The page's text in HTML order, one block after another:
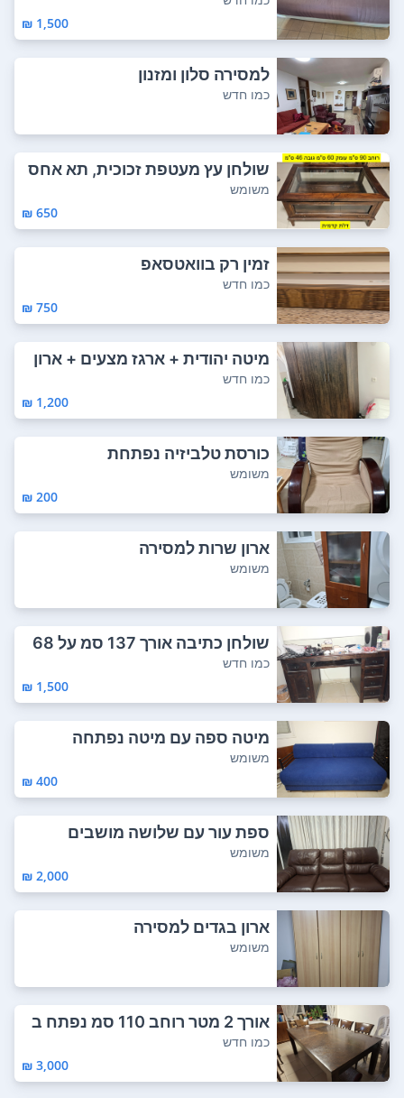
1,500 ₪
למסירה סלון ומזנון
כמו חדש
שולחן עץ מעטפת זכוכית, תא אחס
נה עם דלת ק...
משומש
650 ₪
זמין רק בוואטסאפ
כמו חדש
750 ₪
מיטה יהודית + ארגז מצעים + ארון
4 דלתות
כמו חדש
1,200 ₪
כורסת טלביזיה נפתחת
משומש
200 ₪
ארון שרות למסירה
משומש
שולחן כתיבה אורך 137 סמ על 68
רוחב על 7...
כמו חדש
1,500 ₪
מיטה ספה עם מיטה נפתחה
משומש
400 ₪
ספת עור עם שלושה מושבים
משומש
2,000 ₪
ארון בגדים למסירה
משומש
אורך 2 מטר רוחב 110 סמ נפתח ב
חלקים עד 4 ...
כמו חדש
3,000 ₪